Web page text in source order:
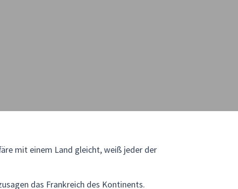
mit einem Land gleicht, weiß jeder der
das Frankreich des Kontinents.